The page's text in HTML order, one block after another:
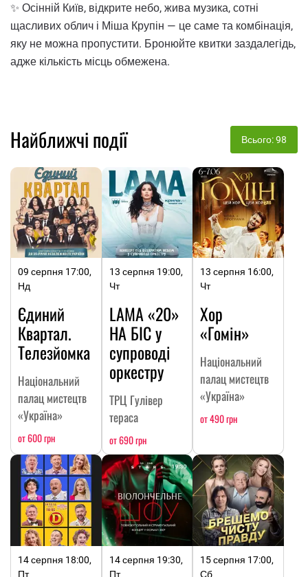
✨ Осінній Київ, відкрите небо, жива музика, сотні
щасливих облич і Міша Крупін — це саме та комбінація,
яку не можна пропустити. Бронюйте квитки заздалегідь,
адже кількість місць обмежена.
Найближчі події Всього: 98
09 серпня 17:00,
Нд
Єдиний
Квартал.
Телезйомка
Національний
палац мистецтв
«Україна»
от 600 грн
13 серпня 19:00,
Чт
LAMA «20»
НА БІС у
супроводі
оркестру
ТРЦ Гулівер
тераса
от 690 грн
13 серпня 16:00,
Чт
Хор
«Гомін»
Національний
палац мистецтв
«Україна»
от 490 грн
14 серпня 18:00,
Пт
14 серпня 19:30,
Пт
15 серпня 17:00,
Сб